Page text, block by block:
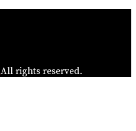
All rights reserved.